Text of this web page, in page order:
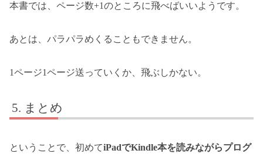
本書では、ページ数+1のところに飛べばいいようです。
あとは、パラパラめくることもできません。
1ページ1ページ送っていくか、飛ぶしかない。
まとめ
ということで、初めてiPadでKindle本を読みながらプログ